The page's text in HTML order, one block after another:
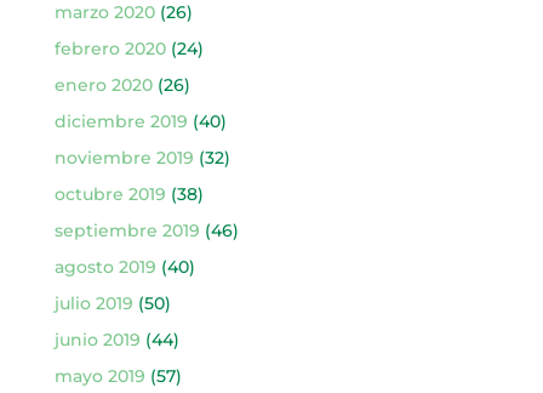
marzo 2020(26)
febrero 2020(24)
enero 2020(26)
diciembre 2019 (40)
noviembre 2019 (32)
octubre 2019 (38)
septiembre 2019 (46)
agosto 2019 (40)
julio 2019 (50)
junio 2019 (44)
mayo 2019 (57)